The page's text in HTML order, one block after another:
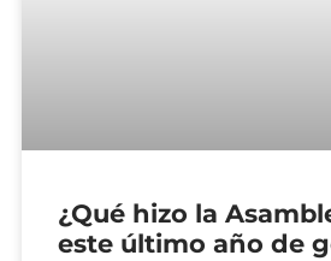
¿Qué hizo la
este último año de